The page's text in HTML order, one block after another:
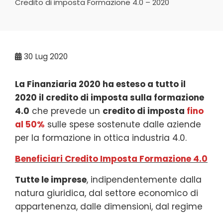
Credito di imposta Formazione 4.0 – 2020
30 Lug 2020
La Finanziaria 2020 ha esteso a tutto il
2020 il credito di imposta sulla formazione
4.0 che prevede un credito di imposta fino
al 50% sulle spese sostenute dalle aziende
per la formazione in ottica industria 4.0.
Beneficiari Credito Imposta Formazione 4.0
Tutte le imprese, indipendentemente dalla
natura giuridica, dal settore economico di
appartenenza, dalle dimensioni, dal regime